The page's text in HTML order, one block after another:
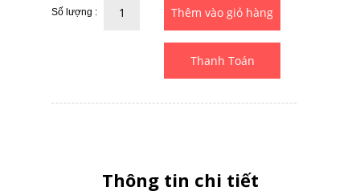
Số lượng :
Thanh Toán
Thông tin chi tiết